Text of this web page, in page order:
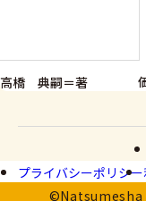
高橋 典嗣＝著
プライバシーポリシー
©Natsumesha